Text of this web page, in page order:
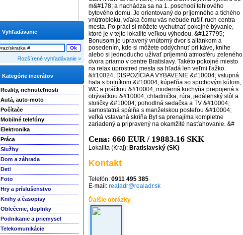
Vyhľadávanie
Rozšírené vyhľadávanie >
Kategórie inzerátov
Reality, nehnuteľnosti
Autá, auto-moto
Počítače
Mobilné telefóny
Elektronika
Práca
Služby
Dom a záhrada
Deti
Foto
Hry a príslušenstvo
Knihy a časopisy
Oblečenie, doplnky
Podnikanie a priemysel
Telekomunikácie
m&#178; a nachádza sa na 1. poschodí tehlového
bytového domu. Je orientovaný do príjemného a tichého
vnútrobloku, vďaka čomu vás nebude rušiť ruch centra
mesta. Po práci si môžete vychutnať pokojné bývanie,
ktoré je v tejto lokalite veľkou výhodou. &#127795;
Bonusom je upravený vnútorný dvor s altánkom a
posedením, kde si môžete oddýchnuť pri káve, knihe
alebo si jednoducho užívať príjemnú atmosféru zeleného
dvora priamo v centre Bratislavy. Takéto pokojné miesto
na relax uprostred mesta sa hľadá len veľmi ťažko.
&#10024; DISPOZÍCIA A VYBAVENIE &#10004; vstupná
hala s botníkom &#10004; kúpeľňa so sprchovým kútom,
WC a práčkou &#10004; moderná kuchyňa prepojená s
obývačkou &#10004; chladnička, rúra, jedálenský stôl a
stoličky &#10004; pohodlná sedačka a TV &#10004;
samostatná spálňa s manželskou posteľou &#10004;
veľká vstavaná skriňa Byt sa prenajíma kompletne
zariadený a pripravený na okamžité nasťahovanie. &#
Cena: 660 EUR / 19883.16 SKK
Lokalita (Kraj): Bratislavský (SK)
Kontakt
Telefón: 0911 495 385
E-mail: realadr@realadr.sk
Ďalšie obrázky